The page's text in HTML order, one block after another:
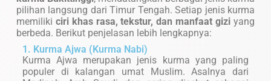
pilihan langsung dari Timur Tengah. Setiap jenis kurma
memiliki ciri khas rasa, tekstur, dan manfaat gizi yang
berbeda. Berikut penjelasan lebih lengkapnya:
1. Kurma Ajwa (Kurma Nabi)
Kurma Ajwa merupakan jenis kurma yang paling
populer di kalangan umat Muslim. Asalnya dari